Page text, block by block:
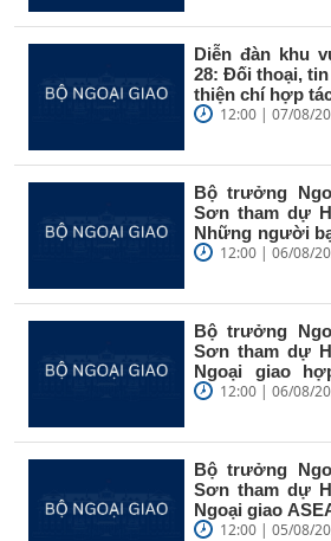
Diễn đàn khu
28: Đối thoại,
thiện chí hợp
12:00 | 07/08/
Bộ trưởng
Sơn tham dự
Những người
thứ...12:00 | 06/08/
Bộ trưởng
Sơn tham dự
Ngoại giao
Nhật...12:00 | 06/08/
Bộ trưởng
Sơn tham dự
Ngoại giao
12:00 | 05/08/